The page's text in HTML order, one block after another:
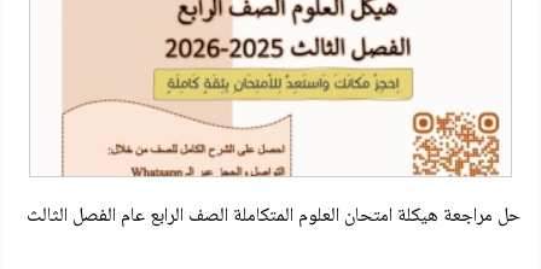
حل مراجعة هيكلة امتحان العلوم المتكاملة الصف الرابع عام الفصل الثالث